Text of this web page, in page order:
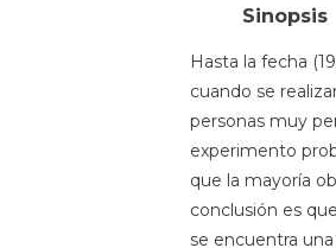
Sinopsis
Hasta la fecha
cuando se
personas muy
experimento
que la mayoría
conclusión es
se encuentra